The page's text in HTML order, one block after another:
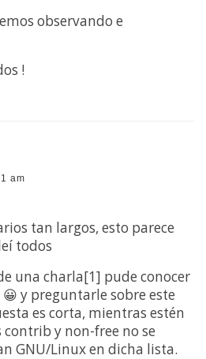
observando e
!
am
tan largos, esto parece
todos
una charla[1] pude conocer
y preguntarle sobre este
es corta, mientras estén
y non-free no se
GNU/Linux en dicha lista.